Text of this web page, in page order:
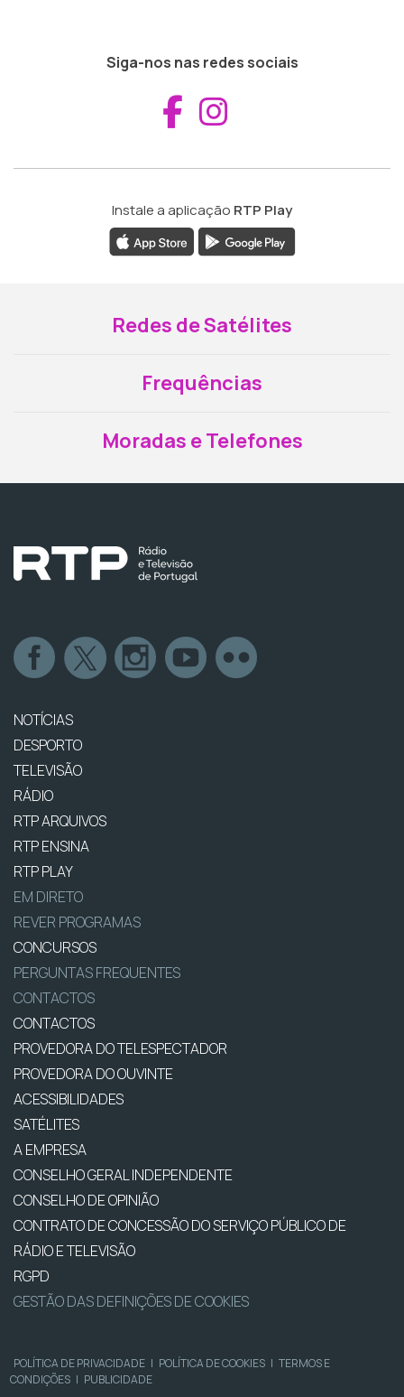
Siga-nos nas redes sociais
Aceder ao
Instale a aplicação RTP Play
Redes de Satélites
Frequências
Moradas e Telefones
NOTÍCIAS
DESPORTO
TELEVISÃO
RÁDIO
RTP ARQUIVOS
RTP ENSINA
RTP PLAY
EM DIRETO
REVER PROGRAMAS
CONCURSOS
PERGUNTAS FREQUENTES
CONTACTOS
CONTACTOS
PROVEDORA DO TELESPECTADOR
PROVEDORA DO OUVINTE
ACESSIBILIDADES
SATÉLITES
A EMPRESA
CONSELHO GERAL INDEPENDENTE
CONSELHO DE OPINIÃO
CONTRATO DE CONCESSÃO DO SERVIÇO PÚBLICO DE
RÁDIO E TELEVISÃO
RGPD
GESTÃO DAS DEFINIÇÕES DE COOKIES
POLÍTICA DE PRIVACIDADE | POLÍTICA DE COOKIES | TERMOS E
CONDIÇÕES | PUBLICIDADE